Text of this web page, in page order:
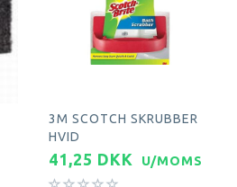
3M SCOTCH SKRUBBER
HVID
41,25 DKK U/MOMS